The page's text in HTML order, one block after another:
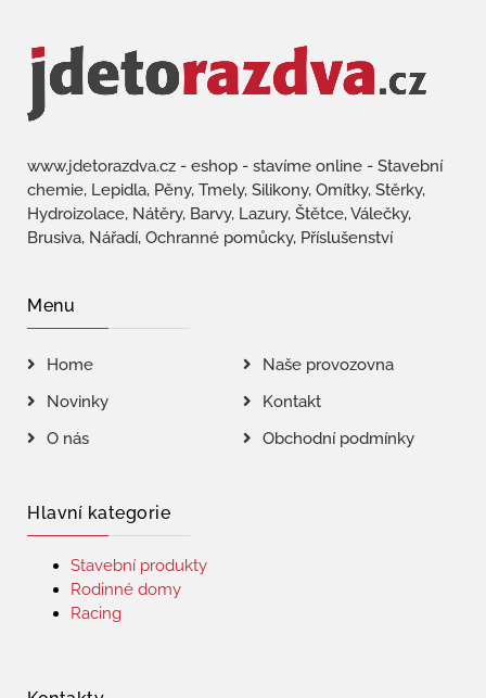
www.jdetorazdva.cz - eshop - stavíme online - Stavební
chemie, Lepidla, Pěny, Tmely, Silikony, Omítky, Stěrky,
Hydroizolace, Nátěry, Barvy, Lazury, Štětce, Válečky,
Brusiva, Nářadí, Ochranné pomůcky, Příslušenství
Menu
Home
Naše provozovna
Novinky
Kontakt
O nás
Obchodní podmínky
Hlavní kategorie
Stavební produkty
Rodinné domy
Racing